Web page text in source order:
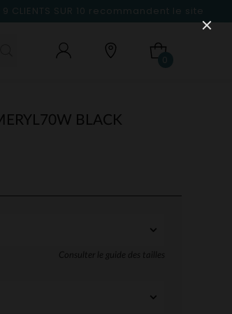
CLIENTS SUR 10 recommandent le site
0
BLACK
Consulter le guide des tailles